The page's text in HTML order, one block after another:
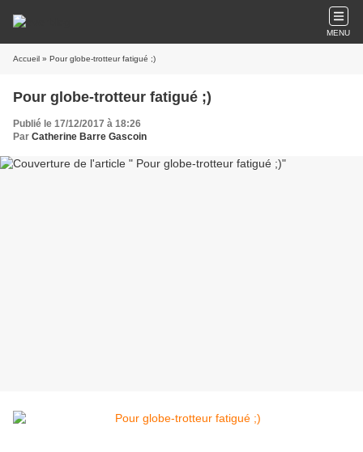
MENU
Accueil » Pour globe-trotteur fatigué ;)
Pour globe-trotteur fatigué ;)
Publié le 17/12/2017 à 18:26
Par Catherine Barre Gascoin